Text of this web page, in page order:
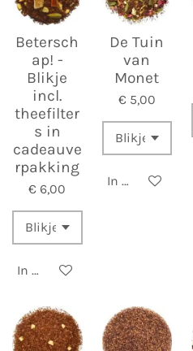
Betersch
ap! -
Blikje
incl.
theefilter
s in
cadeauve
rpakking
€ 6,00
In winkelwagen
De Tuin
van
Monet
€ 5,00
In winkelwagen